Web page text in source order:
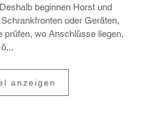
beginnen Horst und
oder Geräten,
prüfen, wo Anschlüsse liegen,
anzeigen